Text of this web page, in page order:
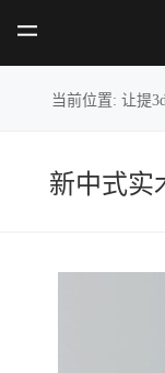
新中式实木布艺
当前位置:让提
新中式实